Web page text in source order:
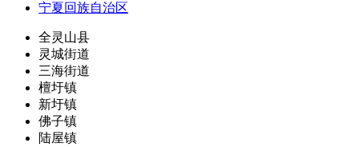
宁夏回族自治区
全灵山县
灵城街道
三海街道
檀圩镇
新圩镇
佛子镇
陆屋镇